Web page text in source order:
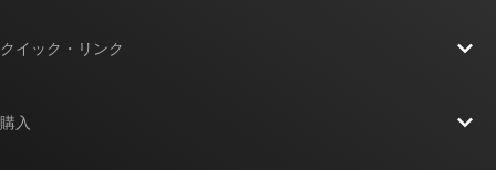
クイック・リンク
購入